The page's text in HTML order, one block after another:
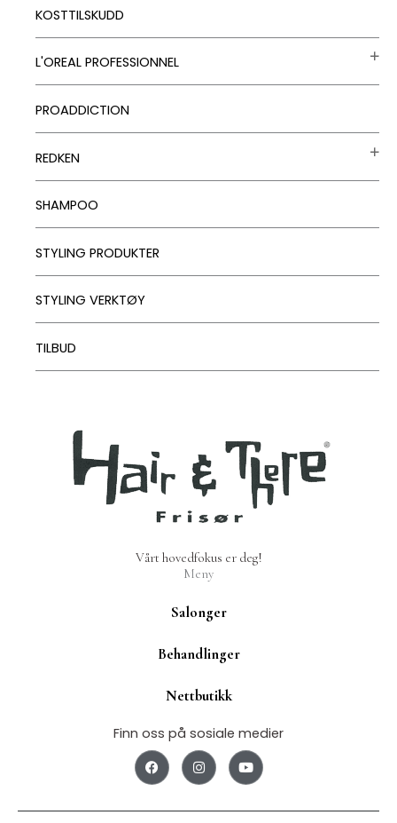
KOSTTILSKUDD
L'OREAL PROFESSIONNEL
PROADDICTION
REDKEN
SHAMPOO
STYLING PRODUKTER
STYLING VERKTØY
TILBUD
Vårt hovedfokus er deg!
Meny
Salonger
Behandlinger
Nettbutikk
Finn oss på sosiale medier
F
a
c
b
I
n
s
a
Y
o
u
u